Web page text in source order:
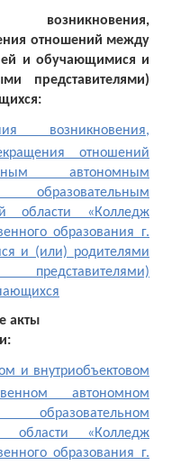
отношений между
и обучающимися и
представителями)
возникновения,
отношений
автономным
области «Колледж
образования г.
и (или) родителями
акты
и внутриобъектовом
автономном
области «Колледж
образования г.